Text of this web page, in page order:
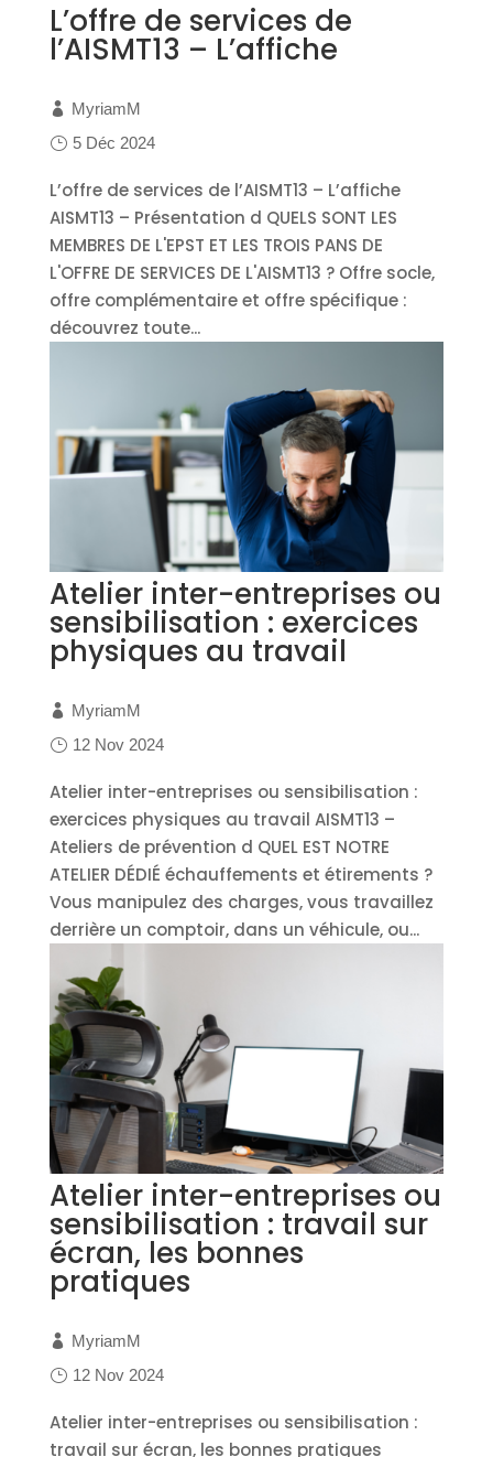
L’offre de services de
l’AISMT13 – L’affiche
MyriamM
5 Déc 2024
L’offre de services de l’AISMT13 – L’affiche
AISMT13 – Présentation d QUELS SONT LES
MEMBRES DE L'EPST ET LES TROIS PANS DE
L'OFFRE DE SERVICES DE L'AISMT13 ? Offre socle,
offre complémentaire et offre spécifique :
découvrez toute...
Atelier inter-entreprises ou
sensibilisation : exercices
physiques au travail
MyriamM
12 Nov 2024
Atelier inter-entreprises ou sensibilisation :
exercices physiques au travail AISMT13 –
Ateliers de prévention d QUEL EST NOTRE
ATELIER DÉDIÉ échauffements et étirements ?
Vous manipulez des charges, vous travaillez
derrière un comptoir, dans un véhicule, ou...
Atelier inter-entreprises ou
sensibilisation : travail sur
écran, les bonnes
pratiques
MyriamM
12 Nov 2024
Atelier inter-entreprises ou sensibilisation :
travail sur écran, les bonnes pratiques